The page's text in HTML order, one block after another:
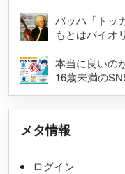
バッハ「トッ
もとはバイオ
本当に良いの
16歳未満の
メタ情報
ログイン